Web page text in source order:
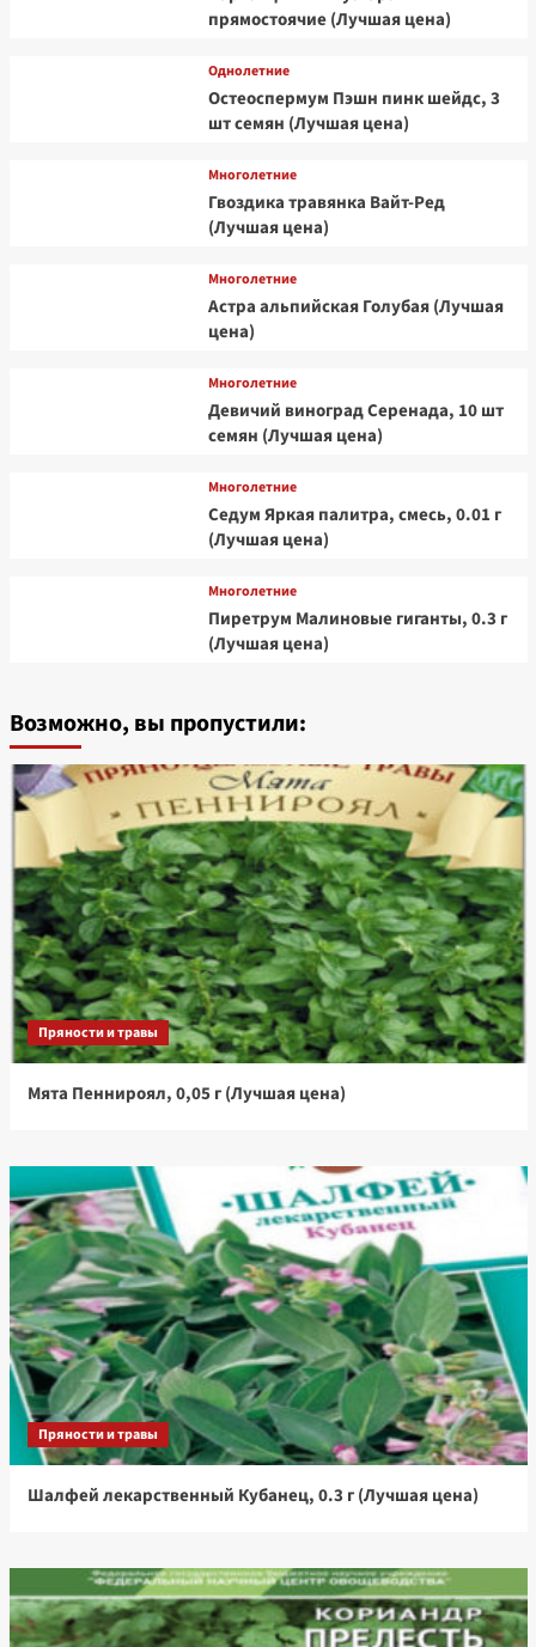
прямостоячие (Лучшая цена)
Однолетние
Остеоспермум Пэшн пинк шейдс, 3
шт семян (Лучшая цена)
Многолетние
Гвоздика травянка Вайт-Ред
(Лучшая цена)
Многолетние
Астра альпийская Голубая (Лучшая
цена)
Многолетние
Девичий виноград Серенада, 10 шт
семян (Лучшая цена)
Многолетние
Седум Яркая палитра, смесь, 0.01 г
(Лучшая цена)
Многолетние
Пиретрум Малиновые гиганты, 0.3 г
(Лучшая цена)
Возможно, вы пропустили:
Пряности и травы
Мята Пеннироял, 0,05 г (Лучшая цена)
Пряности и травы
Шалфей лекарственный Кубанец, 0.3 г (Лучшая цена)